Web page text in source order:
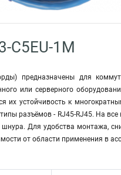
C5EU-1M
предназначены для
или серверного
их устойчивость к
разъёмов - RJ45-RJ45. На
Для удобства монтажа,
от области применения в